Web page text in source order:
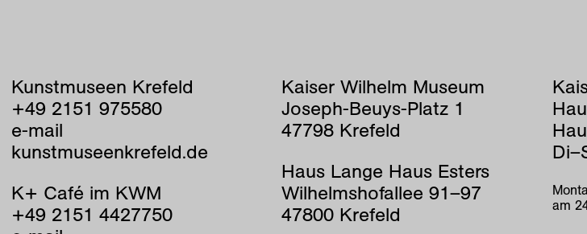
Kunstmuseen Krefeld
+49 2151 975580
e-mail
kunstmuseenkrefeld.de
K+ Café im KWM
+49 2151 4427750
Kaiser Wilhelm Museum
Joseph-Beuys-Platz 1
47798 Krefeld
Haus Lange Haus Esters
Wilhelmshofallee 91–97
47800 Krefeld
am